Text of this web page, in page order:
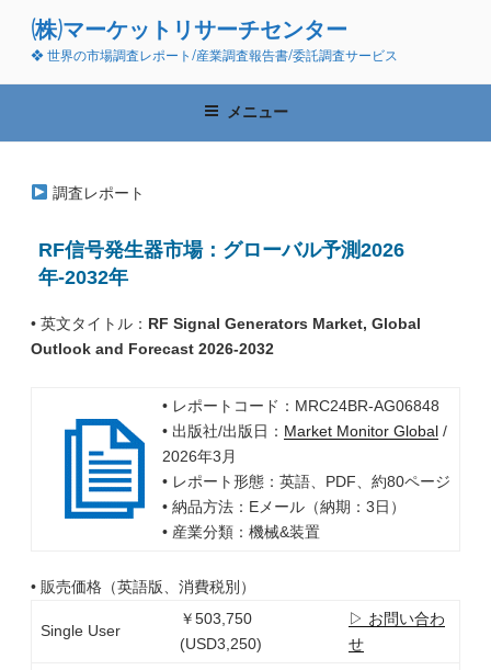
ン
(株)マーケットリサーチセンター
❖ 世界の市場調査レポート/産業調査報告書/委託調査サービス
メニュー
調査レポート
RF信号発生器市場：グローバル予測2026
年-2032年
• 英文タイトル： RF Signal Generators Market, Global
Outlook and Forecast 2026-2032
• レポートコード：MRC24BR-AG06848
• 出版社/出版日： Market Monitor Global/
2026年3月
• レポート形態：英語、PDF、約80ページ
• 納品方法：Eメール（納期：3日）
• 産業分類：機械&装置
• 販売価格（英語版、消費税別）
Single User
￥503,750
(USD3,250)
▷ お問い合わ
せ